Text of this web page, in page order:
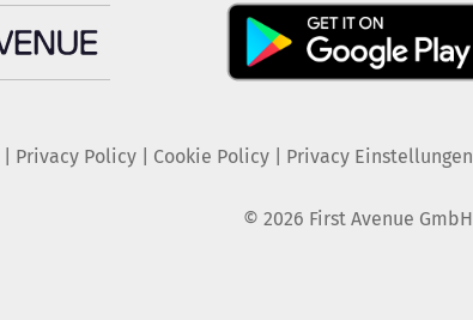
Privacy Policy| Cookie Policy| Privacy Einstellungen
© 2026 First Avenue GmbH